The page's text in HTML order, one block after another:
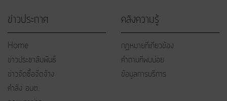
ข่าวประกาศ
Home
ข่าวประชาสัมพันธ์
ข่าวจัดซื้อจัดจ้าง
คำสั่ง อบต.
คลังความรู้
กฏหมายที่เกี่ยวข้อง
คำถามที่พบบ่อย
ข้อมูลการบริการ